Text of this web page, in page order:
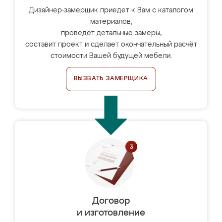
Дизайнер-замерщик приедет к Вам с каталогом
материалов,
проведёт детальные замеры,
составит проект и сделает окончательный расчёт
стоимости Вашей будущей мебели.
ВЫЗВАТЬ ЗАМЕРЩИКА
Договор
и изготовление